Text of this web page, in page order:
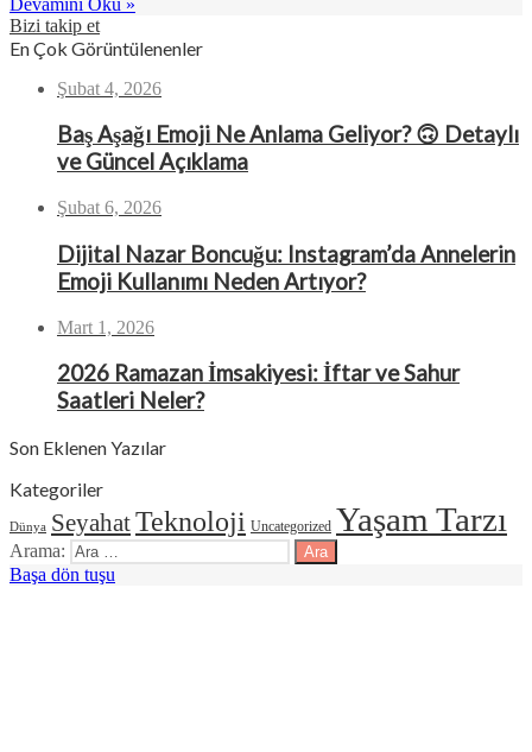
Bizi takip et
En Çok Görüntülenenler
Şubat 4, 2026
Baş Aşağı Emoji Ne Anlama Geliyor? 🙃 Detaylı
ve Güncel Açıklama
Şubat 6, 2026
Dijital Nazar Boncuğu: Instagram’da Annelerin
Emoji Kullanımı Neden Artıyor?
Mart 1, 2026
2026 Ramazan İmsakiyesi: İftar ve Sahur
Saatleri Neler?
Son Eklenen Yazılar
Kategoriler
Dünya SeyahatTeknoloji Uncategorized Yaşam Tarzı
Arama:
Başa dön tuşu